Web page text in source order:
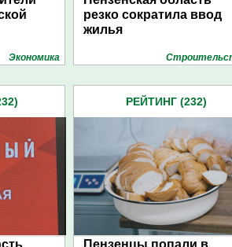
Экономика
резко сократила ввод
жилья
РЕЙТИНГ (232)
Пензенцы попали в